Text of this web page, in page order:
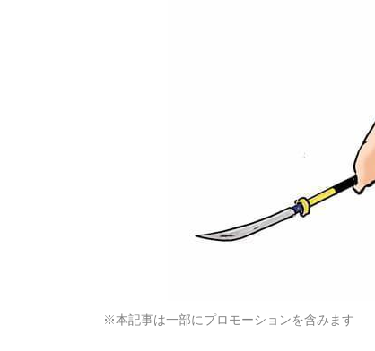
※本記事は一部にプロモーションを含みます